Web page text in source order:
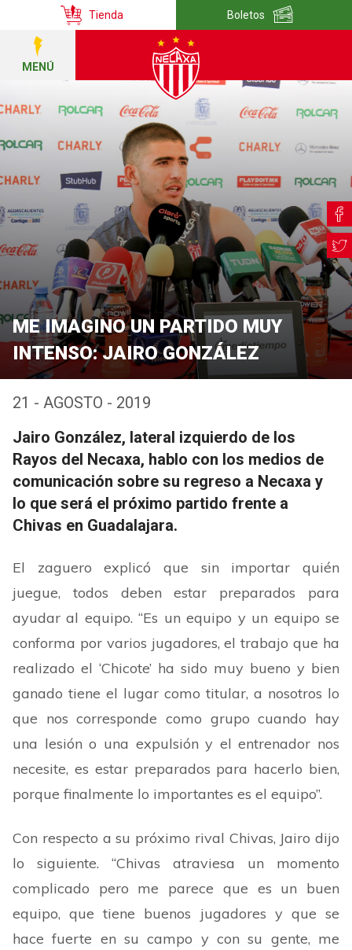
Tienda Boletos
MENÚ
ME IMAGINO UN PARTIDO MUY
INTENSO: JAIRO GONZÁLEZ
21 - AGOSTO - 2019
Jairo González, lateral izquierdo de los
Rayos del Necaxa, hablo con los medios de
comunicación sobre su regreso a Necaxa y
lo que será el próximo partido frente a
Chivas en Guadalajara.
El zaguero explicó que sin importar quién
juegue, todos deben estar preparados para
ayudar al equipo.“Es un equipo y un equipo se
conforma por varios jugadores, el trabajo que ha
realizado el ‘Chicote’ ha sido muy bueno y bien
ganado tiene el lugar como titular, a nosotros lo
que nos corresponde como grupo cuando hay
una lesión o una expulsión y el entrenador nos
necesite, es estar preparados para hacerlo bien,
porque finalmente lo importantes es el equipo”.
Con respecto a su próximo rival Chivas, Jairo dijo
lo siguiente. “Chivas atraviesa un momento
complicado pero me parece que es un buen
equipo, que tiene buenos jugadores y que se
hace fuerte en su campo y con su gente, me